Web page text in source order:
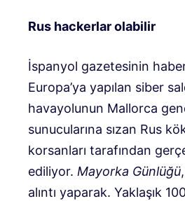
Rus hackerlar olabilir
İspanyol gazetesinin
Europa’ya yapılan siber
havayolunun Mallorca
sunucularına sızan Rus
korsanları tarafından
ediliyor. Mayorka Günlüğü
alıntı yaparak. Yaklaşık